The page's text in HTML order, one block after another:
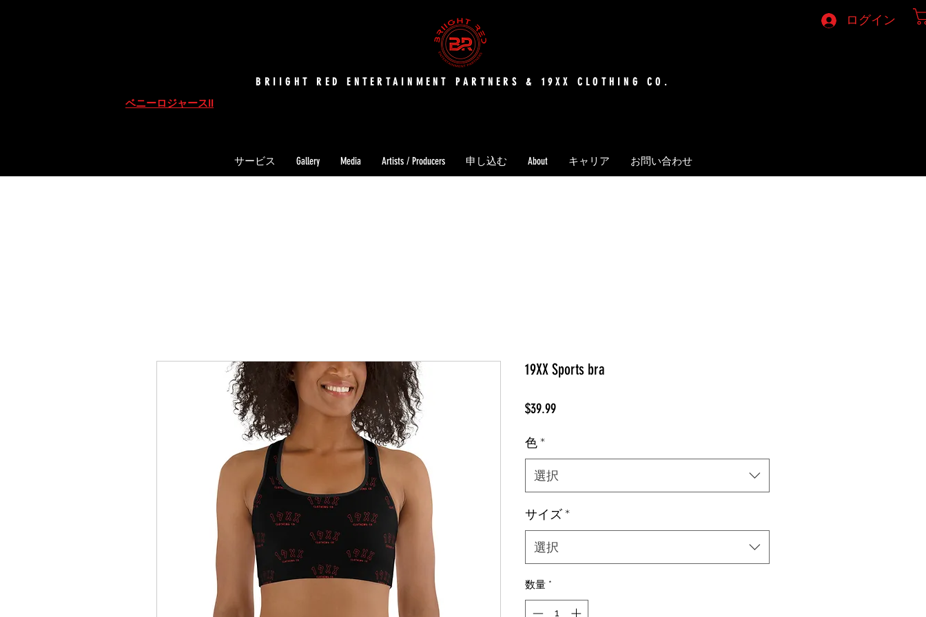
BRIIGHT RED ENTERTAINMENT PARTNERS & 19XX CLOTHING CO.
ログイン
ベニーロジャースII
サービス Gallery Media Artists / Producers 申し込む About キャリア お問い合わせ
19XX Sports bra
$39.99価
色*
選択
サイズ*
選択
数量 *